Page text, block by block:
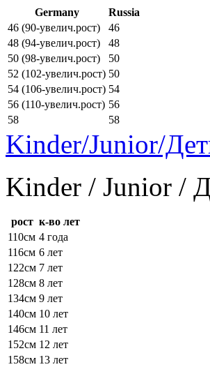
Germany
Russia
46 (90-увелич.рост)
46
48 (94-увелич.рост)
48
50 (98-увелич.рост)
50
52 (102-увелич.рост) 50
54 (106-увелич.рост) 54
56 (110-увелич.рост) 56
58
58
Kinder/Junior/
Kinder / Junior /
рост к-во лет
110см 4 года
116см 6 лет
122см 7 лет
128см 8 лет
134см 9 лет
140см 10 лет
146см 11 лет
152см 12 лет
158см 13 лет